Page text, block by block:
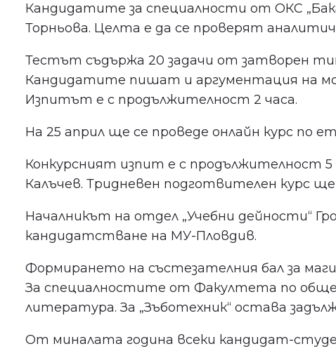
Кандидатите за специалности от ОКС
Торньова. Целта е да се проверят
Тестът съдържа 20 задачи от затворен
Кандидатите пишат и аргументация на
Изпитът е с продължителност 2 часа.
На 25 април ще се проведе онлайн курс по
Конкурсният изпит е с продължителност
Калъчев. Тридневен подготвителен курс
Началникът на отдел „Учебни дейности“
кандидатстване на МУ-Пловдив.
Формирането на състезателния бал за
За специалностите от Факултета по
литература. За „Зъботехник“ остава
От миналата година всеки кандидат-